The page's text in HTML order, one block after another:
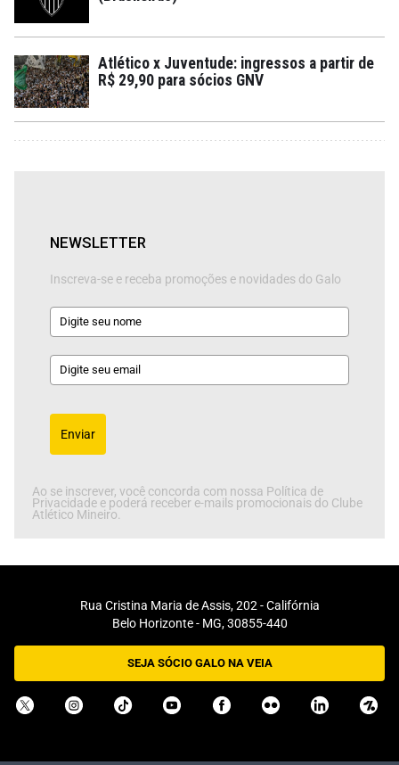
Atlético x Juventude: ingressos a partir de
R$ 29,90 para sócios GNV
NEWSLETTER
Inscreva-se e receba promoções e novidades do Galo
Enviar
Ao se inscrever, você concorda com nossa Política de
Privacidade e poderá receber e-mails promocionais do Clube
Atlético Mineiro.
Rua Cristina Maria de Assis, 202 - Califórnia
Belo Horizonte - MG, 30855-440
SEJA SÓCIO GALO NA VEIA